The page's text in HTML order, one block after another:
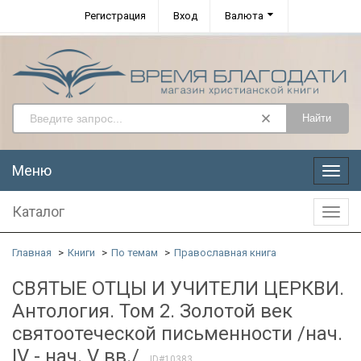
Регистрация Вход Валюта
Найти
Меню
Меню
Каталог
Главная Книги По темам Православная книга
СВЯТЫЕ ОТЦЫ И УЧИТЕЛИ ЦЕРКВИ.
Антология. Том 2. Золотой век
святоотеческой письменности /нач.
IV - нач. V вв./